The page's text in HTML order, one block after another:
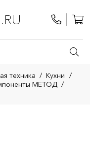
техника / Кухни /
МЕТОД /